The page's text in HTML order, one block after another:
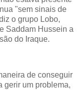
"sem sinais de
o grupo Lobo,
Saddam Hussein a
do Iraque.
de conseguir
gerir um problema,